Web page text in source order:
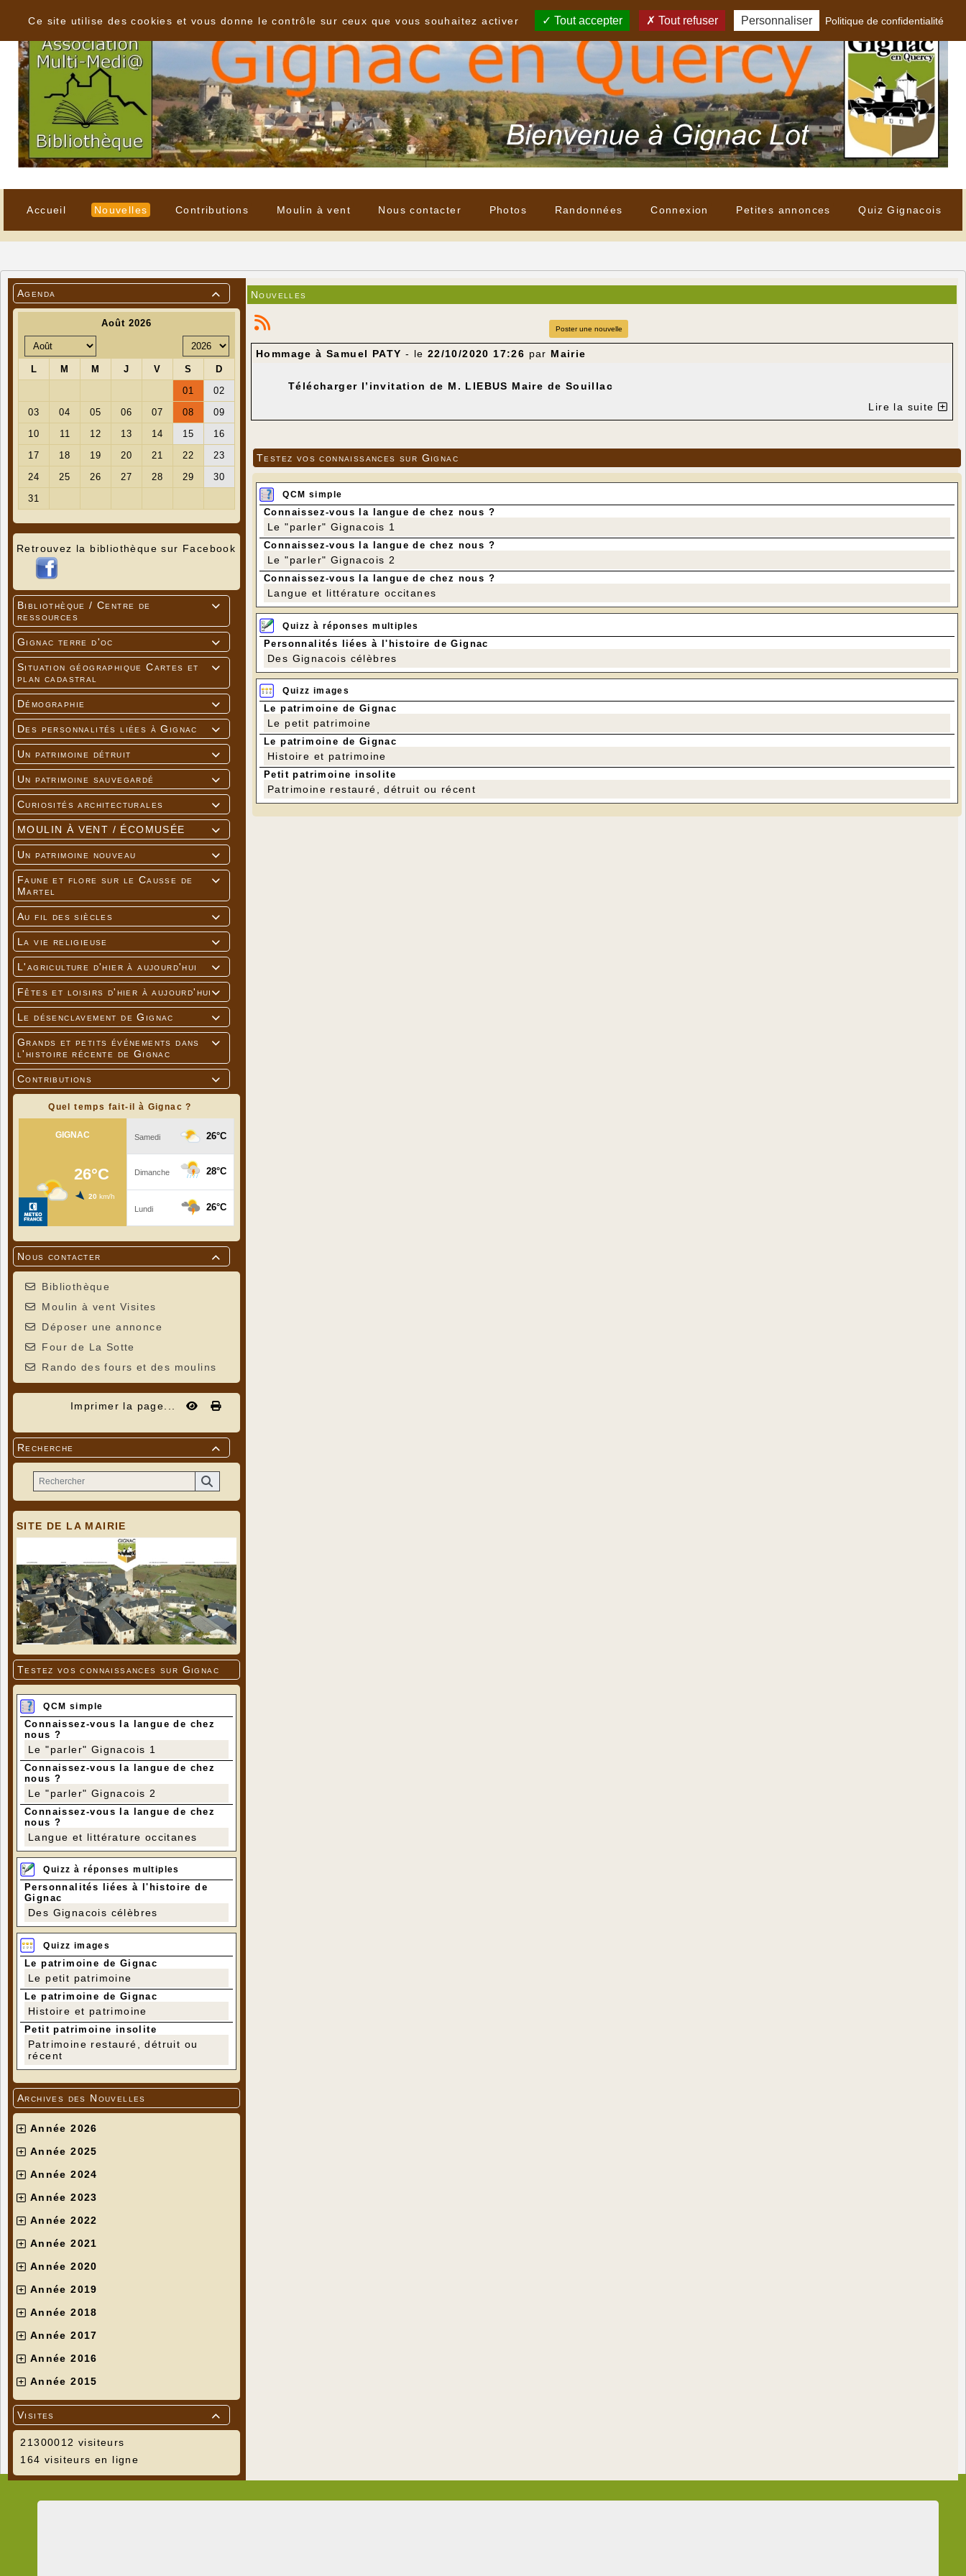
Accueil Nouvelles Contributions Moulin à vent Nous contacter Photos Randonnées Connexion Petites annonces Quiz Gignacois

Agenda
Retrouvez la bibliothèque sur Facebook

Bibliothèque / Centre de
ressources

Gignac terre d'oc

Situation géographique Cartes et
plan cadastral

Démographie

Des personnalités liées à Gignac

Un patrimoine détruit

Un patrimoine sauvegardé

Curiosités architecturales

MOULIN À VENT / ÉCOMUSÉE

Un patrimoine nouveau

Faune et flore sur le Causse de
Martel

Au fil des siècles

La vie religieuse

L'agriculture d'hier à aujourd'hui

Fêtes et loisirs d'hier à aujourd'hui

Le désenclavement de Gignac

Grands et petits événements dans
l'histoire récente de Gignac

Contributions
Quel temps fait-il à Gignac ?

Nous contacter
Bibliothèque
Moulin à vent Visites
Déposer une annonce
Four de La Sotte
Rando des fours et des moulins
Imprimer la page...

Recherche
SITE DE LA MAIRIE
Testez vos connaissances sur Gignac
QCM simple
Connaissez-vous la langue de chez
nous ?
Le "parler" Gignacois 1
Connaissez-vous la langue de chez
nous ?
Le "parler" Gignacois 2
Connaissez-vous la langue de chez
nous ?
Langue et littérature occitanes
Quizz à réponses multiples
Personnalités liées à l'histoire de
Gignac
Des Gignacois célèbres
Quizz images
Le patrimoine de Gignac
Le petit patrimoine
Le patrimoine de Gignac
Histoire et patrimoine
Petit patrimoine insolite
Patrimoine restauré, détruit ou
récent
Archives des Nouvelles
Année 2026
Année 2025
Année 2024
Année 2023
Année 2022
Année 2021
Année 2020
Année 2019
Année 2018
Année 2017
Année 2016
Année 2015

Visites
21300012 visiteurs
164 visiteurs en ligne
Nouvelles
Poster une nouvelle
Hommage à Samuel PATY - le 22/10/2020 17:26 par Mairie
Télécharger l’invitation de M. LIEBUS Maire de Souillac
Lire la suite
Testez vos connaissances sur Gignac
QCM simple
Connaissez-vous la langue de chez nous ?
Le "parler" Gignacois 1
Connaissez-vous la langue de chez nous ?
Le "parler" Gignacois 2
Connaissez-vous la langue de chez nous ?
Langue et littérature occitanes
Quizz à réponses multiples
Personnalités liées à l'histoire de Gignac
Des Gignacois célèbres
Quizz images
Le patrimoine de Gignac
Le petit patrimoine
Le patrimoine de Gignac
Histoire et patrimoine
Petit patrimoine insolite
Patrimoine restauré, détruit ou récent
Ce site utilise des cookies et vous donne le contrôle sur ceux que vous souhaitez activer
Tout accepter Tout refuser Personnaliser Politique de confidentialité